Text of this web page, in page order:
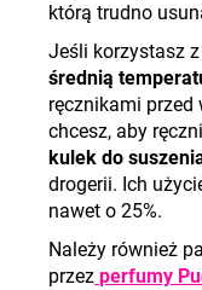
którą trudno
Jeśli korzystasz z
średnią
ręcznikami przed
chcesz, aby
kulek do
drogerii. Ich
nawet o 25%.
Należy również
przez perfumy